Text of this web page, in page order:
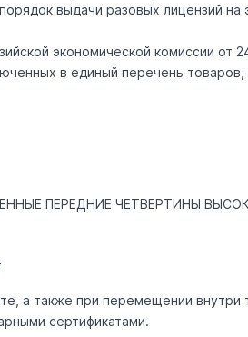
выдачи разовых лицензий на
экономической комиссии от
в единый перечень
ПЕРЕДНИЕ ЧЕТВЕРТИНЫ
а также при перемещении
сертификатами.